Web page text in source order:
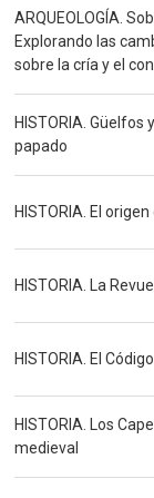
ARQUEOLOGÍA.
Explorando las
sobre la cría y el
HISTORIA. Güelfos
papado
HISTORIA. El
HISTORIA. La
HISTORIA. El
HISTORIA. Los
medieval